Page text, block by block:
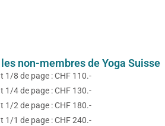
non-membres de Yoga Suisse
1/8 de page : CHF 110.-
1/4 de page : CHF 130.-
1/2 de page : CHF 180.-
1/1 de page : CHF 240.-